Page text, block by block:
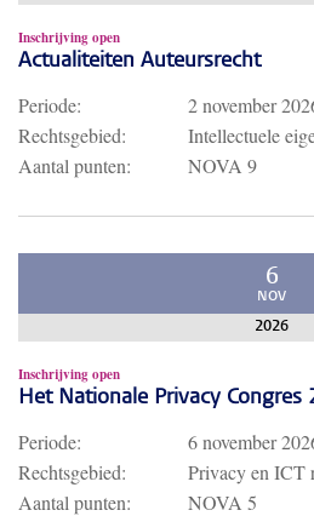
Inschrijving open
Actualiteiten Auteursrecht
Periode: 2 november
Rechtsgebied:
Intellectuele
Aantal punten:
NOVA 9
6
NOV
2026
Inschrijving open
Het Nationale Privacy Congres
Periode:
6 november
Rechtsgebied:
Privacy en ICT
Aantal punten:
NOVA 5